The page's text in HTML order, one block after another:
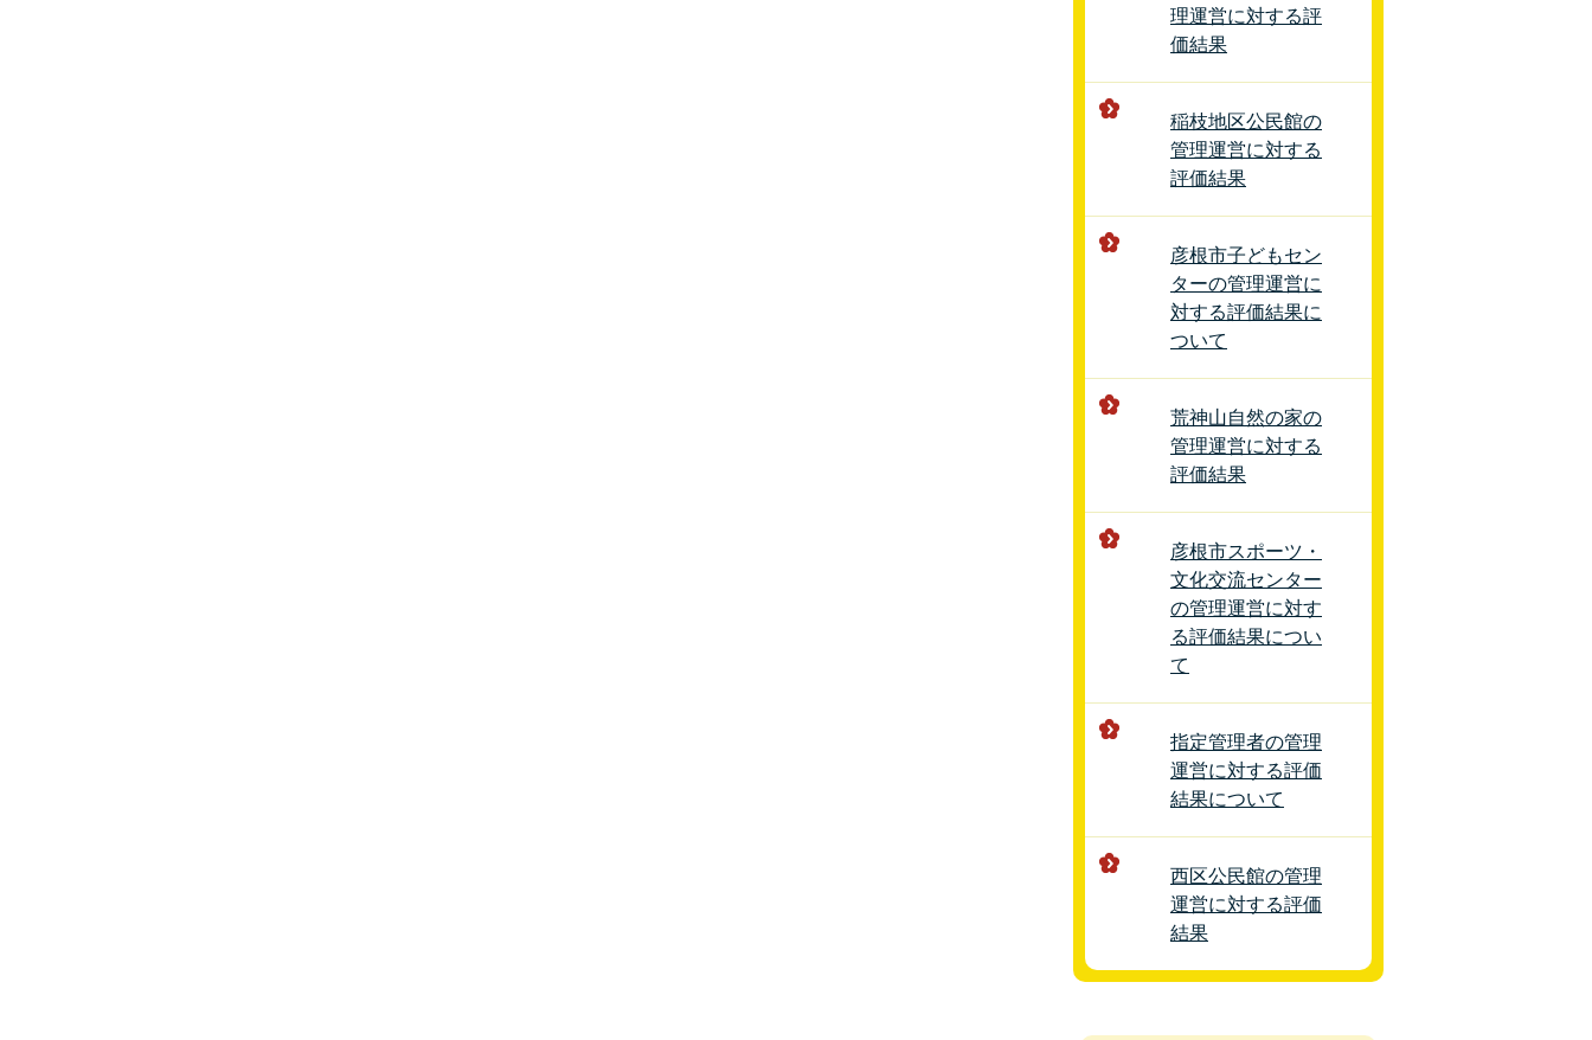
理運営に対する評
価結果
稲枝地区公民館の
管理運営に対する
評価結果
彦根市子どもセン
ターの管理運営に
対する評価結果に
ついて
荒神山自然の家の
管理運営に対する
評価結果
彦根市スポーツ・
文化交流センター
の管理運営に対す
る評価結果につい
て
指定管理者の管理
運営に対する評価
結果について
西区公民館の管理
運営に対する評価
結果